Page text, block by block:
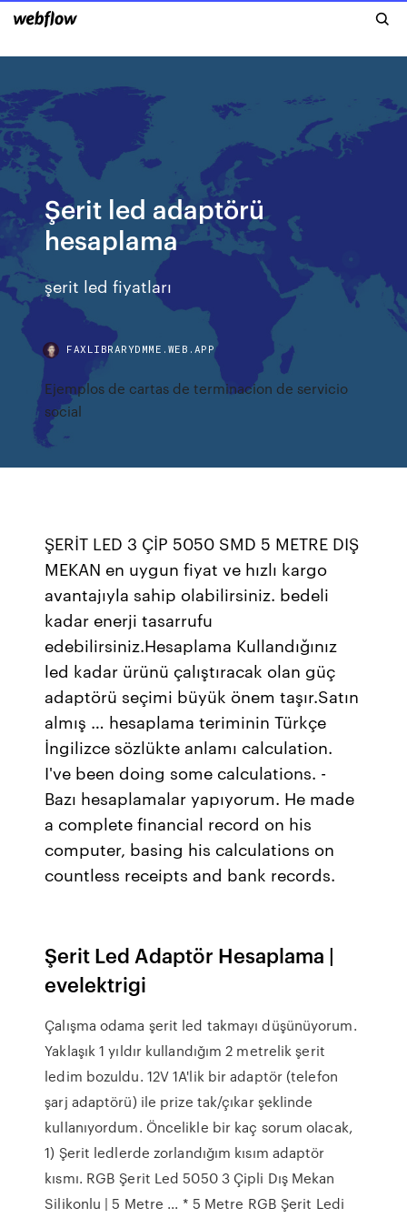
Şerit led adaptörü
hesaplama
şerit led fiyatları
FAXLIBRARYDMME.WEB.APP
Ejemplos de cartas de terminacion de servicio
social
ŞERİT LED 3 ÇİP 5050 SMD 5 METRE DIŞ
MEKAN en uygun fiyat ve hızlı kargo
avantajıyla sahip olabilirsiniz. bedeli
kadar enerji tasarrufu
edebilirsiniz.Hesaplama Kullandığınız
led kadar ürünü çalıştıracak olan güç
adaptörü seçimi büyük önem taşır.Satın
almış … hesaplama teriminin Türkçe
İngilizce sözlükte anlamı calculation.
I've been doing some calculations. -
Bazı hesaplamalar yapıyorum. He made
a complete financial record on his
computer, basing his calculations on
countless receipts and bank records.
Şerit Led Adaptör Hesaplama |
evelektrigi
Çalışma odama şerit led takmayı düşünüyorum.
Yaklaşık 1 yıldır kullandığım 2 metrelik şerit
ledim bozuldu. 12V 1A'lik bir adaptör (telefon
şarj adaptörü) ile prize tak/çıkar şeklinde
kullanıyordum. Öncelikle bir kaç sorum olacak,
1) Şerit ledlerde zorlandığım kısım adaptör
kısmı. RGB Şerit Led 5050 3 Çipli Dış Mekan
Silikonlu | 5 Metre ... * 5 Metre RGB Şerit Ledi